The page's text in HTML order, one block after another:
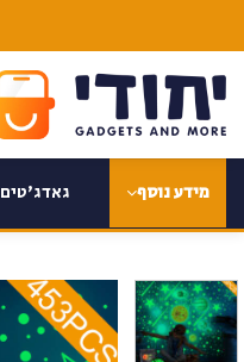
content
מידע נוסף גאדג'טים